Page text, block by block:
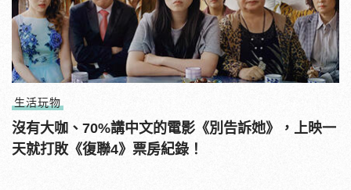
生活玩物
沒有大咖、70%講中文的電影《別告訴她》，上映一
天就打敗《復聯4》票房紀錄！